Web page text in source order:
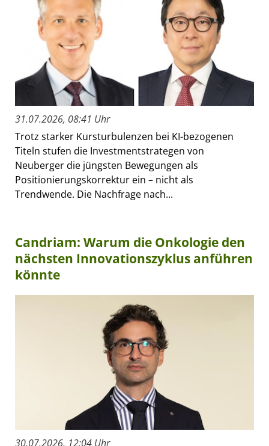
31.07.2026, 08:41 Uhr
Trotz starker Kursturbulenzen bei KI-bezogenen
Titeln stufen die Investmentstrategen von
Neuberger die jüngsten Bewegungen als
Positionierungskorrektur ein – nicht als
Trendwende. Die Nachfrage nach...
Candriam: Warum die Onkologie den
nächsten Innovationszyklus anführen
könnte
30.07.2026, 12:04 Uhr